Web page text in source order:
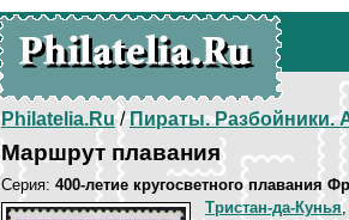
Philatelia.Ru/Пираты. Разбойники.
Маршрут плавания
Серия: 400-летие кругосветного плавания
Тристан-да-Кунья,